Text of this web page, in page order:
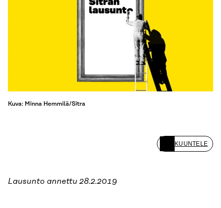
Kuva: Minna Hemmilä/Sitra
KUUNTELE
Lausunto annettu 28.2.2019